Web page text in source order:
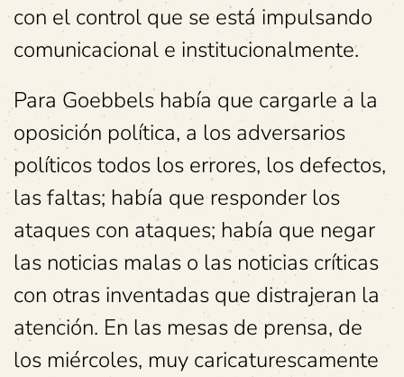
con el control que se está impulsando
comunicacional e institucionalmente.
Para Goebbels había que cargarle a la
oposición política, a los adversarios
políticos todos los errores, los defectos,
las faltas; había que responder los
ataques con ataques; había que negar
las noticias malas o las noticias críticas
con otras inventadas que distrajeran la
atención. En las mesas de prensa, de
los miércoles, muy caricaturescamente